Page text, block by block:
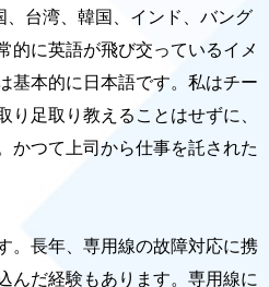
台湾、韓国、インド、バング
的に英語が飛び交っているイメ
基本的に日本語です。私はチー
足取り教えることはせずに、
かつて上司から仕事を託された
。長年、専用線の故障対応に携
んだ経験もあります。専用線に